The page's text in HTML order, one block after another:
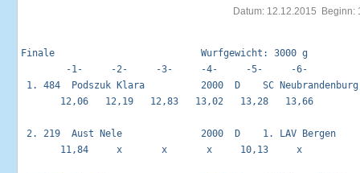
Datum: 12.12.2015  Beginn:
Finale
-1-     -2-     -3-     -4-
1. 484  Podszuk Klara          2000  D    SC
12,06   12,19   12,83   13,02
2. 219  Aust Nele              2000  D    1. LAV
11,84     x       x       x